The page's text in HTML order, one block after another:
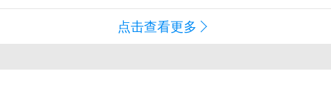
点击查看更多